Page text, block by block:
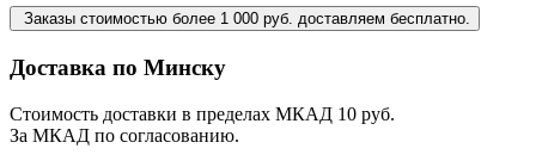
Заказы стоимостью более 1 000 руб. доставляем бесплатно.
Доставка по Минску
Стоимость доставки в пределах МКАД 10 руб.
За МКАД по согласованию.